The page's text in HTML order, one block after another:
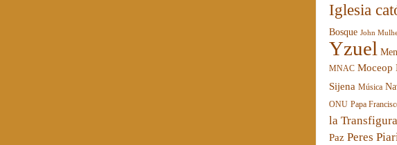
Iglesia
Bosque John
Yzuel
MNAC Moceop
Sijena Música
ONU Papa
la
Paz Peres